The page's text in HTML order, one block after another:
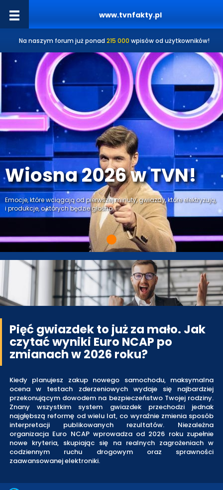
www.tvnfakty.pl
Na naszym forum już ponad 215 000 wpisów od użytkowników!
Wiosna 2026 w TVN!
Emocje, które wciągają od pierwszej minuty, gwiazdy, które elektryzują,
i produkcje, o których będzie głośno.
Pięć gwiazdek to już za mało. Jak
czytać wyniki Euro NCAP po
zmianach w 2026 roku?
Kiedy planujesz zakup nowego samochodu, maksymalna
ocena w testach zderzeniowych wydaje się najbardziej
przekonującym dowodem na bezpieczeństwo Twojej rodziny.
Znany wszystkim system gwiazdek przechodzi jednak
najgłębszą reformę od wielu lat, co wyraźnie zmienia sposób
interpretacji publikowanych rezultatów. Niezależna
organizacja Euro NCAP wprowadza od 2026 roku zupełnie
nowe kryteria, skupiając się na realnych zagrożeniach w
codziennym ruchu drogowym oraz sprawności
zaawansowanej elektroniki.